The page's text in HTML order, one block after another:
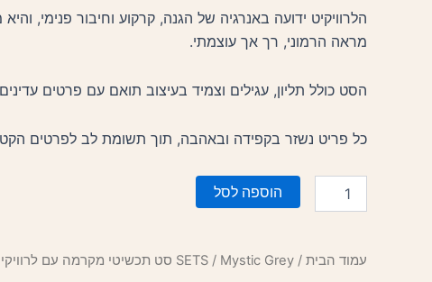
הלרוויקיט ידועה באנרגיה של הגנה, קרקוע וחיבור פנימי,
מראה הרמוני, רך אך עוצמתי.
הסט כולל תליון, עגילים וצמיד בעיצוב תואם עם פרטים
כל פריט נשזר בקפידה ובאהבה, תוך תשומת לב לפרטים
סט
הוספה לסל
עמוד הבית /
SETS / Mystic Grey סט תכשיטי מקרמה עם לרוויקיט